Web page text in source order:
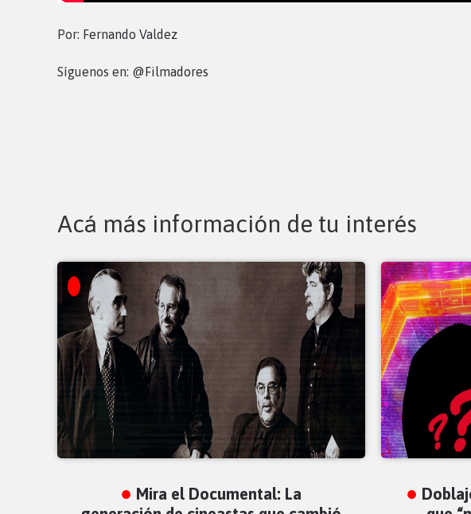
Por: Fernando Valdez
Síguenos en: @Filmadores
Acá más información de tu interés
Mira el Documental: La